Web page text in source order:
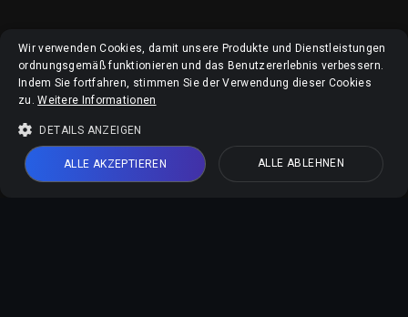
Wir verwenden Cookies, damit unsere Produkte und Dienstleistungen
ordnungsgemäß funktionieren und das Benutzererlebnis verbessern.
Indem Sie fortfahren, stimmen Sie der Verwendung dieser Cookies
zu.Weitere Informationen
DETAILS ANZEIGEN
ALLE AKZEPTIEREN ALLE ABLEHNEN